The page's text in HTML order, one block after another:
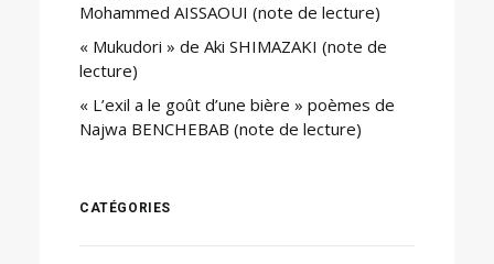
Mohammed AISSAOUI (note de lecture)
« Mukudori » de Aki SHIMAZAKI (note de
lecture)
« L’exil a le goût d’une bière » poèmes de
Najwa BENCHEBAB (note de lecture)
CATÉGORIES